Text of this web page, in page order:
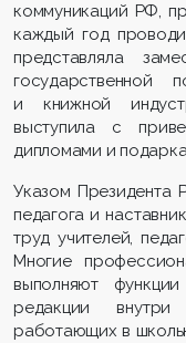
коммуникаций РФ,
каждый год
представляла
государственной
и книжной
выступила с
дипломами и
Указом Президента
педагога и
труд учителей,
Многие
выполняют
редакции внутри
работающих в